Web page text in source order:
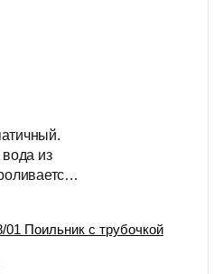
из
01 Поильник с трубочкой